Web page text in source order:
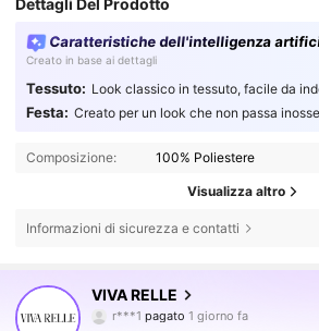
Caratteristiche dell'intelligenza
Creato in base ai dettagli
Tessuto: Look classico in tessuto, facile da
Festa: Creato per un look che non passa
Composizione: 100% Poliestere
Visualizza altro
Informazioni di sicurezza e contatti
VIVA RELLE
r***1pagato1 giorno fa
r***d segue5 ore fa